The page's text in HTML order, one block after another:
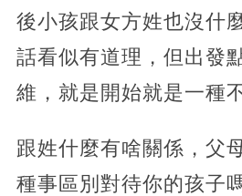
後小孩跟女方姓也沒什
話看似有道理，但出發
維，就是開始就是一種
跟姓什麼有啥關係，父
種事區別對待你的孩子